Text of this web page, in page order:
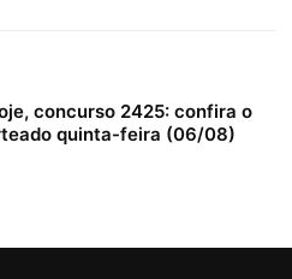
concurso 2425: confira o
quinta-feira (06/08)